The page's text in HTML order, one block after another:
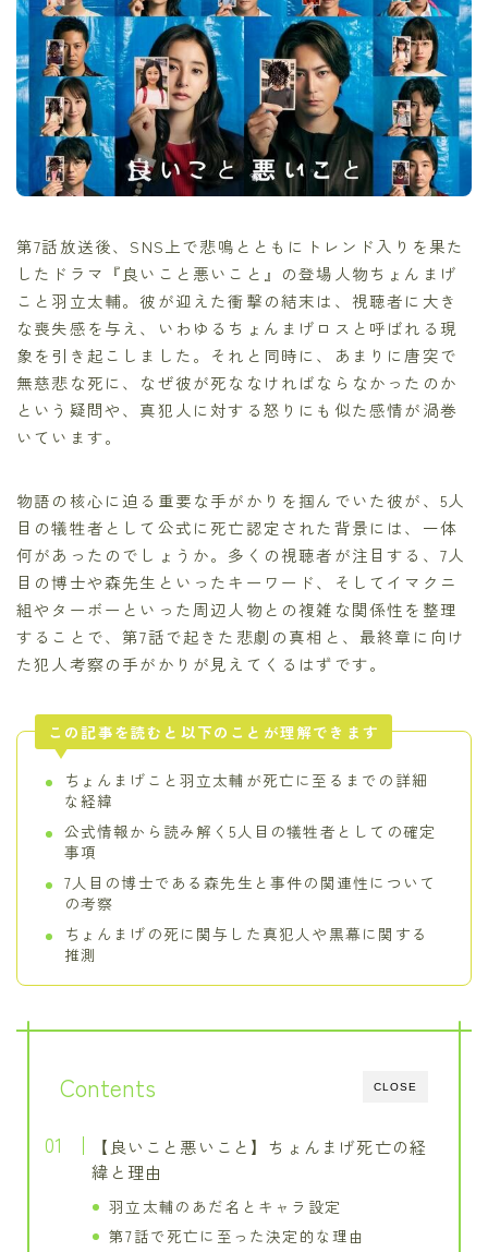
第7話放送後、SNS上で悲鳴とともにトレンド入りを果た
したドラマ『良いこと悪いこと』の登場人物ちょんまげ
こと羽立太輔。彼が迎えた衝撃の結末は、視聴者に大き
な喪失感を与え、いわゆるちょんまげロスと呼ばれる現
象を引き起こしました。それと同時に、あまりに唐突で
無慈悲な死に、なぜ彼が死ななければならなかったのか
という疑問や、真犯人に対する怒りにも似た感情が渦巻
いています。
物語の核心に迫る重要な手がかりを掴んでいた彼が、5人
目の犠牲者として公式に死亡認定された背景には、一体
何があったのでしょうか。多くの視聴者が注目する、7人
目の博士や森先生といったキーワード、そしてイマクニ
組やターボーといった周辺人物との複雑な関係性を整理
することで、第7話で起きた悲劇の真相と、最終章に向け
た犯人考察の手がかりが見えてくるはずです。
この記事を読むと以下のことが理解できます
ちょんまげこと羽立太輔が死亡に至るまでの詳細
な経緯
公式情報から読み解く5人目の犠牲者としての確定
事項
7人目の博士である森先生と事件の関連性について
の考察
ちょんまげの死に関与した真犯人や黒幕に関する
推測
CLOSE
Contents
【良いこと悪いこと】ちょんまげ死亡の経
緯と理由
羽立太輔のあだ名とキャラ設定
第7話で死亡に至った決定的な理由